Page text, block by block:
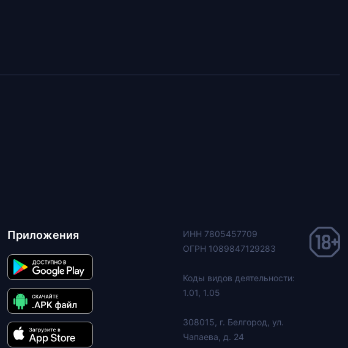
Приложения
ИНН 7805457709
ОГРН 1089847129283
Коды видов деятельности:
1.01, 1.05
308015, г. Белгород, ул.
Чапаева, д. 24